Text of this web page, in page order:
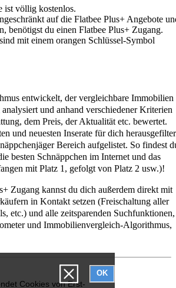
Cookies von Erst-
OK
ist völlig kostenlos.
auf die Flatbee Plus+ Angebote
benötigst du einen Flatbee Plus+ Zugang.
mit einem orangen Schlüssel-Symbol
entwickelt, der vergleichbare Immobilien
und anhand verschiedener Kriterien
dem Preis, der Aktualität etc. bewertet.
und neuesten Inserate für dich
Bereich aufgelistet. So findest
besten Schnäppchen im Internet und das
mit Platz 1, gefolgt von Platz 2 usw.)!
Zugang kannst du dich außerdem direkt mit
in Kontakt setzen (Freischaltung aller
etc.) und alle zeitsparenden Suchfunktionen,
und Immobilienvergleich-Algorithmus,